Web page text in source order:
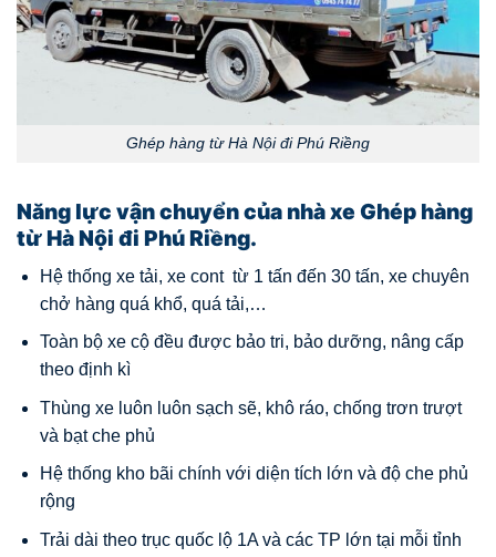
Ghép hàng từ Hà Nội đi Phú Riềng
Năng lực vận chuyển của nhà xe Ghép hàng
từ Hà Nội đi Phú Riềng.
Hệ thống xe tải, xe cont từ 1 tấn đến 30 tấn, xe chuyên
chở hàng quá khổ, quá tải,…
Toàn bộ xe cộ đều được bảo tri, bảo dưỡng, nâng cấp
theo định kì
Thùng xe luôn luôn sạch sẽ, khô ráo, chống trơn trượt
và bạt che phủ
Hệ thống kho bãi chính với diện tích lớn và độ che phủ
rộng
Trải dài theo trục quốc lộ 1A và các TP lớn tại mỗi tỉnh